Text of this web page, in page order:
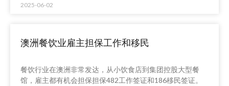
2025-06-02
澳洲餐饮业雇主担保工作和移民
餐饮行业在澳洲非常发达，从小饮食店到集团控股大型餐
馆，雇主都有机会担保担保482工作签证和186移民签证。